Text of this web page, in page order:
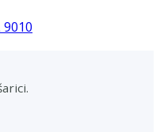
9010